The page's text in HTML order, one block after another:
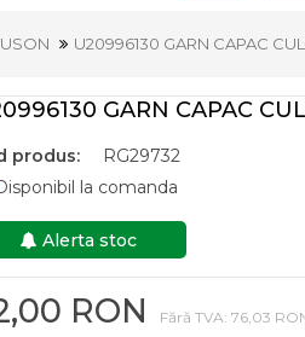
U20996130 GARN CAPAC
GARN CAPAC
produs:
RG29732
la comanda
Alerta stoc
RON Fără TVA: 76,03